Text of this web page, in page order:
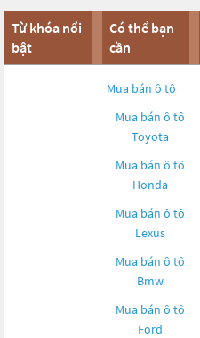
Từ khóa nổi
bật
Có thể bạn
cần
Mua bán ô tô
Mua bán ô tô
Toyota
Mua bán ô tô
Honda
Mua bán ô tô
Lexus
Mua bán ô tô
Bmw
Mua bán ô tô
Ford